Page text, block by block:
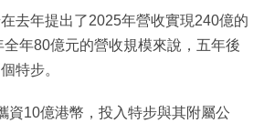
去年提出了2025年營收實現240億的
全年80億元的營收規模來說，五年後
特步。
資10億港幣，投入特步與其附屬公